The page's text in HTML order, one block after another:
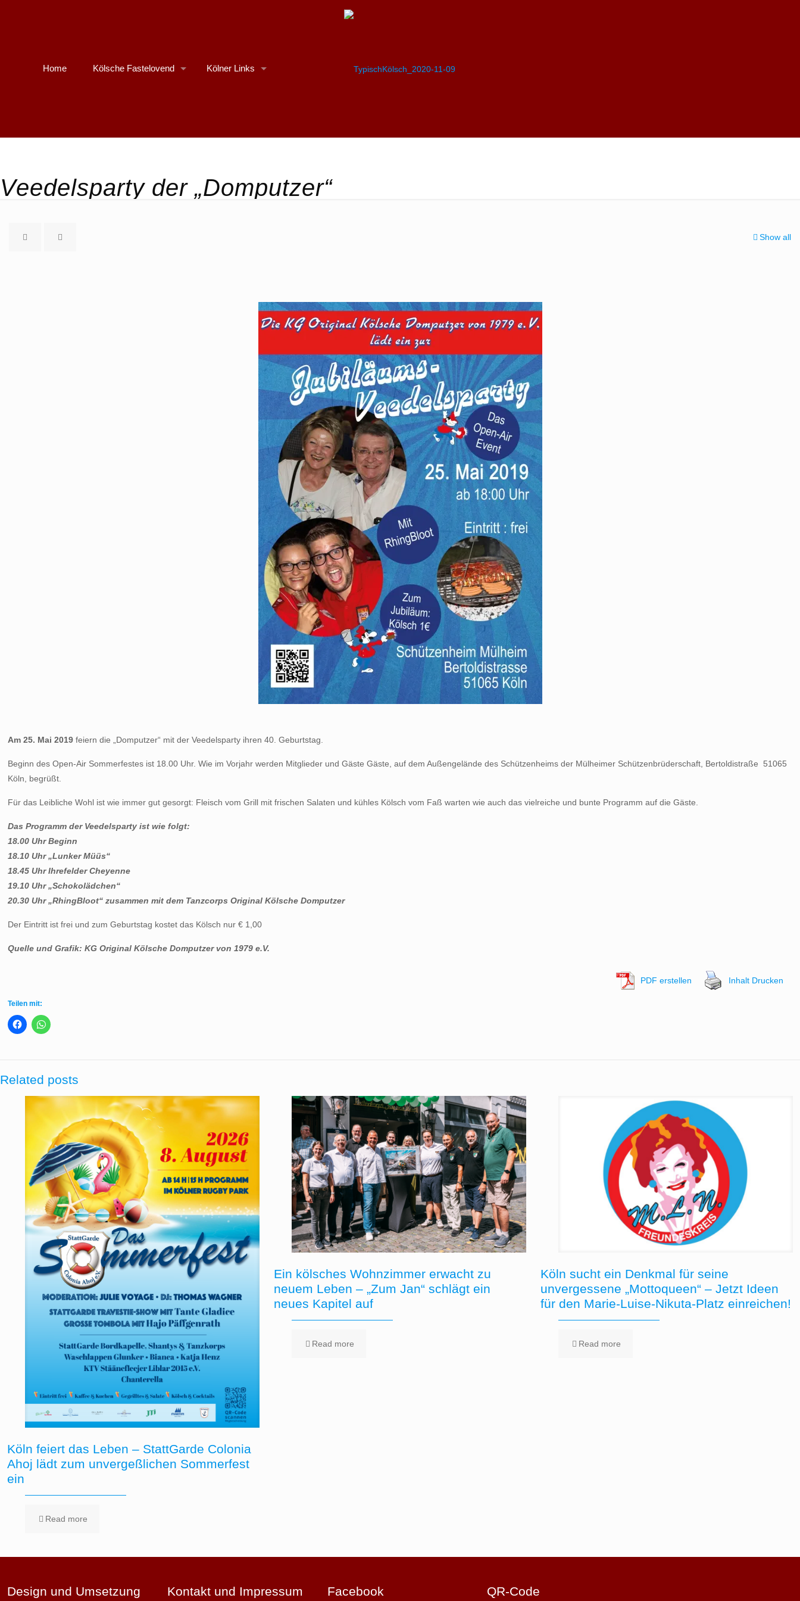
Home Kölsche Fastelovend Kölner Links
Veedelsparty der „Domputzer“
Show all
Am 25. Mai 2019 feiern die „Domputzer“ mit der Veedelsparty ihren 40. Geburtstag.
Beginn des Open-Air Sommerfestes ist 18.00 Uhr. Wie im Vorjahr werden Mitglieder und Gäste Gäste, auf dem Außengelände des Schützenheims der Mülheimer Schützenbrüderschaft, Bertoldistraße 51065
Köln, begrüßt.
Für das Leibliche Wohl ist wie immer gut gesorgt: Fleisch vom Grill mit frischen Salaten und kühles Kölsch vom Faß warten wie auch das vielreiche und bunte Programm auf die Gäste.
Das Programm der Veedelsparty ist wie folgt:
18.00 Uhr Beginn
18.10 Uhr „Lunker Müüs“
18.45 Uhr Ihrefelder Cheyenne
19.10 Uhr „Schokolädchen“
20.30 Uhr „RhingBloot“ zusammen mit dem Tanzcorps Original Kölsche Domputzer
Der Eintritt ist frei und zum Geburtstag kostet das Kölsch nur € 1,00
Quelle und Grafik: KG Original Kölsche Domputzer von 1979 e.V.
PDF erstellen Inhalt Drucken
Teilen mit:
Related posts
Köln feiert das Leben – StattGarde Colonia
Ahoj lädt zum unvergeßlichen Sommerfest
ein
Read more
Ein kölsches Wohnzimmer erwacht zu
neuem Leben – „Zum Jan“ schlägt ein
neues Kapitel auf
Read more
Köln sucht ein Denkmal für seine
unvergessene „Mottoqueen“ – Jetzt Ideen
für den Marie-Luise-Nikuta-Platz einreichen!
Read more
Design und Umsetzung Kontakt und Impressum Facebook QR-Code